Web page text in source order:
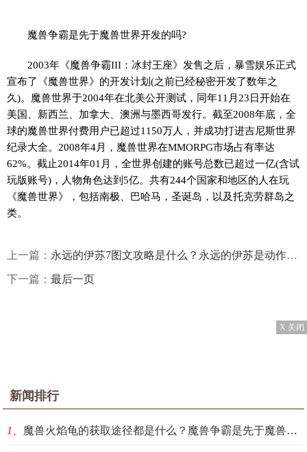
魔兽争霸是先于魔兽世界开发的吗?
2003年《魔兽争霸III：冰封王座》发售之后，暴雪娱乐正式
宣布了《魔兽世界》的开发计划(之前已经秘密开发了数年之
久)。魔兽世界于2004年在北美公开测试，同年11月23日开始在
美国、新西兰、加拿大、澳洲与墨西哥发行。截至2008年底，全
球的魔兽世界付费用户已超过1150万人，并成功打进吉尼斯世界
纪录大全。2008年4月，魔兽世界在MMORPG市场占有率达
62%。截止2014年01月，全世界创建的账号总数已超过一亿(含试
玩版账号)，人物角色达到5亿。共有244个国家和地区的人在玩
《魔兽世界》，包括南极、巴哈马，圣诞岛，以及托克劳群岛之
类。
上一篇： 永远的伊苏7图文攻略是什么？永远的伊苏是动作游戏吗？
下一篇： 最后一页
X 关闭
新闻排行
1、 魔兽火焰龟的获取途径都是什么？魔兽争霸是先于魔兽世界开发的吗？